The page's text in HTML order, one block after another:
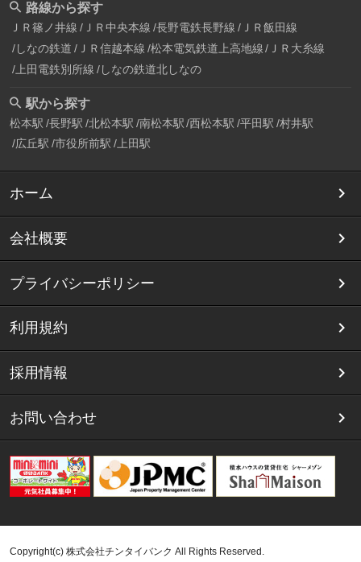
路線から探す
ＪＲ篠ノ井線 ＪＲ中央本線 長野電鉄長野線 ＪＲ飯田線
しなの鉄道 ＪＲ信越本線 松本電気鉄道上高地線
ＪＲ大糸線
上田電鉄別所線 しなの鉄道北しなの
駅から探す
松本駅 長野駅 北松本駅 南松本駅 西松本駅 平田駅 村井駅
広丘駅 市役所前駅 上田駅
ホーム
会社概要
プライバシーポリシー
利用規約
採用情報
お問い合わせ
Copyright(c) 株式会社チンタイバンク All Rights Reserved.